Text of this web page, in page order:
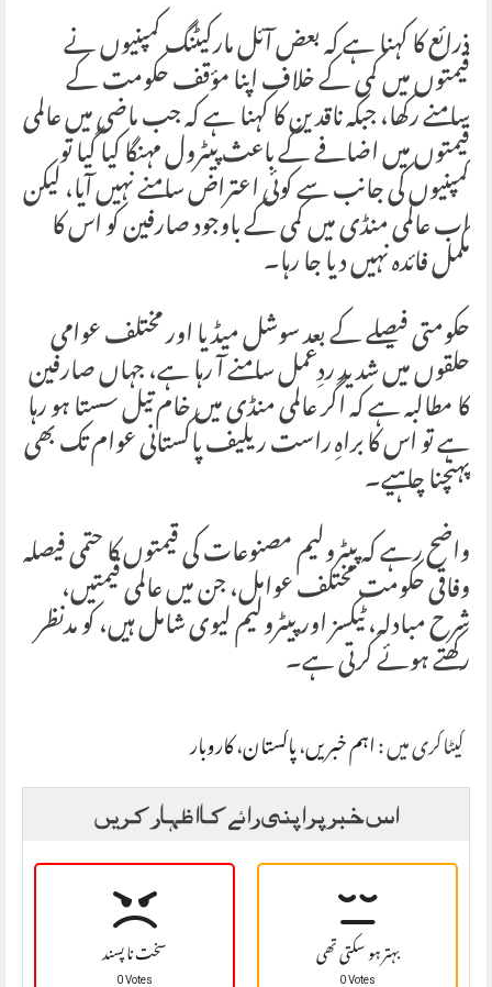
ذرائع کا کہنا ہے کہ بعض آئل مارکیٹنگ کمپنیوں نے
قیمتوں میں کمی کے خلاف اپنا مؤقف حکومت کے
سامنے رکھا، جبکہ ناقدین کا کہنا ہے کہ جب ماضی میں عالمی
قیمتوں میں اضافے کے باعث پیٹرول مہنگا کیا گیا تو
کمپنیوں کی جانب سے کوئی اعتراض سامنے نہیں آیا، لیکن
اب عالمی منڈی میں کمی کے باوجود صارفین کو اس کا
مکمل فائدہ نہیں دیا جا رہا۔
حکومتی فیصلے کے بعد سوشل میڈیا اور مختلف عوامی
حلقوں میں شدید ردِعمل سامنے آ رہا ہے، جہاں صارفین
کا مطالبہ ہے کہ اگر عالمی منڈی میں خام تیل سستا ہو رہا
ہے تو اس کا براہِ راست ریلیف پاکستانی عوام تک بھی
پہنچنا چاہیے۔
واضح رہے کہ پیٹرولیم مصنوعات کی قیمتوں کا حتمی فیصلہ
وفاقی حکومت مختلف عوامل، جن میں عالمی قیمتیں،
شرح مبادلہ، ٹیکسز اور پیٹرولیم لیوی شامل ہیں، کو مدنظر
رکھتے ہوئے کرتی ہے۔
کیٹاگری میں :اہم خبریں،پاکستان،کاروبار
اس خبر پر اپنی رائے کا اظہار کریں
سخت نا پسند
0 Votes بہتر ہو سکتی تھی
0 Votes